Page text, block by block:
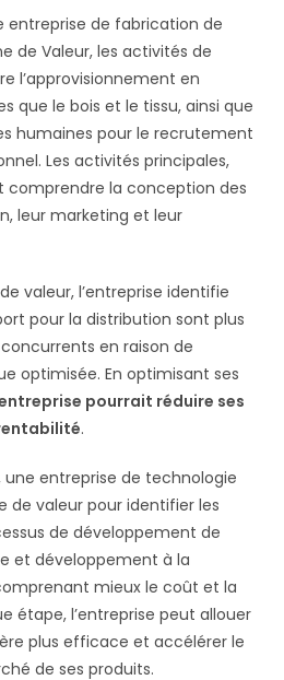
entreprise de fabrication de
de Valeur, les activités de
l’approvisionnement en
que le bois et le tissu, ainsi que
humaines pour le recrutement
Les activités principales,
comprendre la conception des
leur marketing et leur
valeur, l’entreprise identifie
pour la distribution sont plus
en raison de
optimisée. En optimisant ses
pourrait réduire ses
.
entreprise de technologie
de valeur pour identifier les
de développement de
et développement à la
mieux le coût et la
étape, l’entreprise peut allouer
plus efficace et accélérer le
de ses produits.